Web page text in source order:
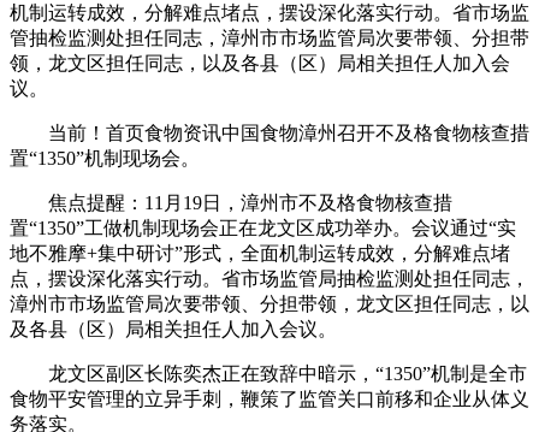
机制运转成效，分解难点堵点，摆设深化落实行动。省市场监
管抽检监测处担任同志，漳州市市场监管局次要带领、分担带
领，龙文区担任同志，以及各县（区）局相关担任人加入会
议。
当前！首页食物资讯中国食物漳州召开不及格食物核查措
置“1350”机制现场会。
焦点提醒：11月19日，漳州市不及格食物核查措
置“1350”工做机制现场会正在龙文区成功举办。会议通过“实
地不雅摩+集中研讨”形式，全面机制运转成效，分解难点堵
点，摆设深化落实行动。省市场监管局抽检监测处担任同志，
漳州市市场监管局次要带领、分担带领，龙文区担任同志，以
及各县（区）局相关担任人加入会议。
龙文区副区长陈奕杰正在致辞中暗示，“1350”机制是全市
食物平安管理的立异手刺，鞭策了监管关口前移和企业从体义
务落实。